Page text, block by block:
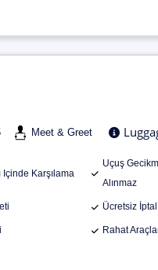
Meet & Greet
Içinde Karşılama
Uçuş
Alınmaz
Ücretsiz
Rahat